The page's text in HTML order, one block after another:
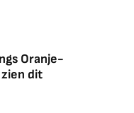
Oranje-
dit